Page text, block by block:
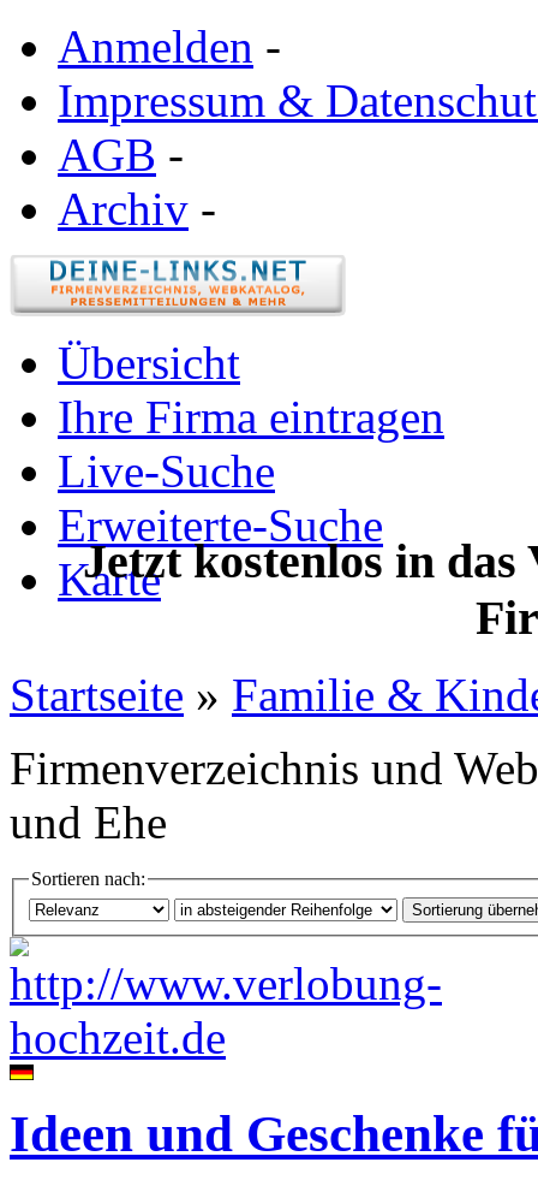
Anmelden -
Impressum &
AGB -
Archiv -
Übersicht
Ihre Firma eintragen
Live-Suche
Erweiterte-Suche
Karte
Jetzt kostenlos in
Startseite » Familie &
Firmenverzeichnis und
und Ehe
Sortieren nach:
Ideen und Geschenke